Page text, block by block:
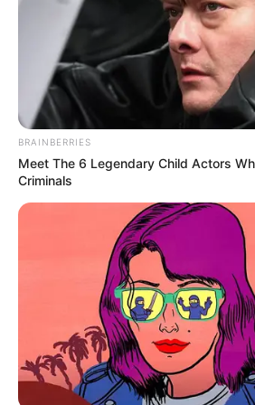
ALERTA BOGOTÁ EN
TEMAS RELACIONADOS
NOTICIAS BOLÍVAR
NOCHE DE VELITAS
MANTÉNGASE EN ALERTA
Tenemos todas las
interesan. Para estar
favor, active las
ACTIVAR AHORA
BRAINBERRIES
Meet The 6 Legendary Child Actors
Criminals